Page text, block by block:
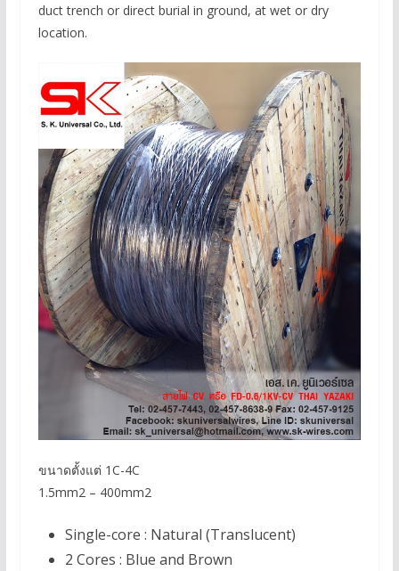
duct trench or direct burial in ground, at wet or dry
location.
ขนาดตั้งแต่ 1C-4C
1.5mm2 – 400mm2
Single-core : Natural (Translucent)
2 Cores : Blue and Brown